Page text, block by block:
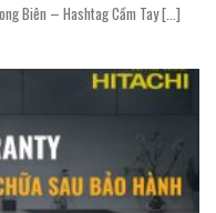
Biên – Hashtag Cầm Tay [...]